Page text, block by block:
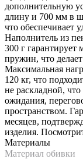
дополнительную
длину и 700 мм в
что обеспечивает
Наполнитель из
300 г гарантирует
пружин, что
Максимальная
120 кг, что
не раскладной,
ожидания,
пространством.
месяцев,
изделия.
Материалы
Материал обивки